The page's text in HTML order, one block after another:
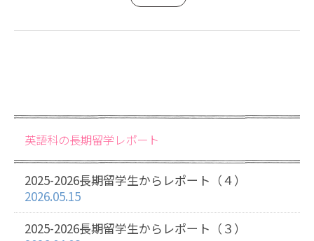
英語科の長期留学レポート
2025-2026長期留学生からレポート（４）
2026.05.15
2025-2026長期留学生からレポート（３）